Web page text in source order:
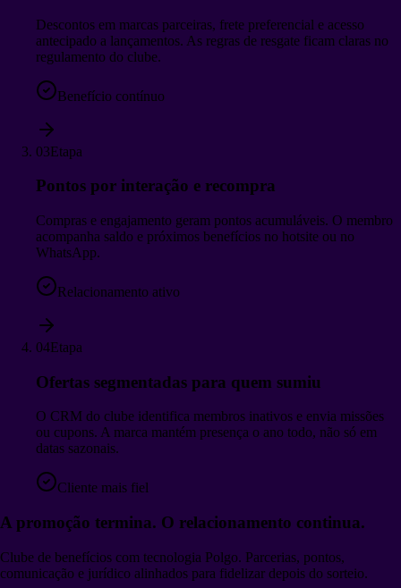
Descontos em marcas parceiras, frete preferencial e acesso
antecipado a lançamentos. As regras de resgate ficam claras no
regulamento do clube.
Benefício contínuo
03Etapa
Pontos por interação e recompra
Compras e engajamento geram pontos acumuláveis. O membro
acompanha saldo e próximos benefícios no hotsite ou no
WhatsApp.
Relacionamento ativo
04Etapa
Ofertas segmentadas para quem sumiu
O CRM do clube identifica membros inativos e envia missões
ou cupons. A marca mantém presença o ano todo, não só em
datas sazonais.
Cliente mais fiel
A promoção termina. O relacionamento continua.
Clube de benefícios com tecnologia Polgo. Parcerias, pontos,
comunicação e jurídico alinhados para fidelizar depois do sorteio.